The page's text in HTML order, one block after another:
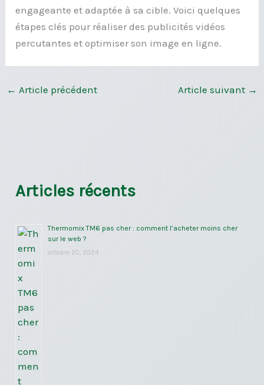
engageante et adaptée à sa cible. Voici quelques
étapes clés pour réaliser des publicités vidéos
percutantes et optimiser son image en ligne.
← Article précédent Article suivant →
Articles récents
Thermomix TM6 pas cher : comment l’acheter moins cher
sur le web ?
octobre 20, 2024